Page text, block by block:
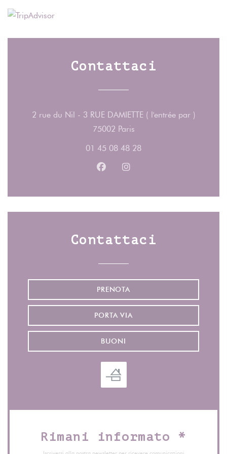
Contattaci
2 rue du Nil - 3 RUE DAMIETTE ( l'entrée par )
75002 Paris((apre una nuova
01 45 08 48 28
Facebook ((apre una nuova
Instagram ((apre una
Contattaci
PRENOTA
PORTA VIA
BUONI
Rimani informato *